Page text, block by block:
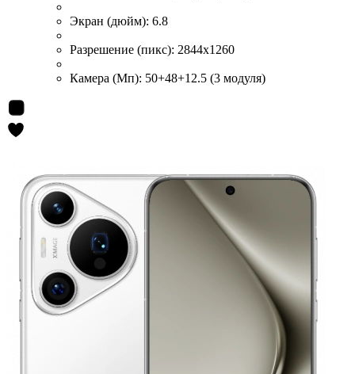
Экран (дюйм): 6.8
Разрешение (пикс): 2844x1260
Камера (Мп): 50+48+12.5 (3 модуля)